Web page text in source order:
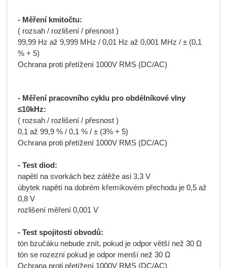
- Měření kmitočtu:
( rozsah / rozlišení / přesnost )
99,99 Hz až 9,999 MHz / 0,01 Hz až 0,001 MHz / ± (0,1
% + 5)
Ochrana proti přetížení 1000V RMS (DC/AC)
- Měření pracovního cyklu pro obdélníkové vlny
≤10kHz:
( rozsah / rozlišení / přesnost )
0,1 až 99,9 % / 0,1 % / ± (3% + 5)
Ochrana proti přetížení 1000V RMS (DC/AC)
- Test diod:
napětí na svorkách bez zátěže asi 3,3 V
úbytek napětí na dobrém křemíkovém přechodu je 0,5 až
0,8 V
rozlišení měření 0,001 V
- Test spojitosti obvodů:
tón bzučáku nebude znít, pokud je odpor větší než 30 Ω
tón se rozezní pokud je odpor menší než 30 Ω
Ochrana proti přetížení 1000V RMS (DC/AC)